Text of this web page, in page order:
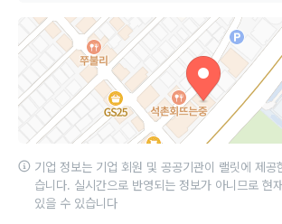
기업 정보는 기업 회원 및 공공기관이 랠릿에 제공
습니다. 실시간으로 반영되는 정보가 아니므로 현
있을 수 있습니다